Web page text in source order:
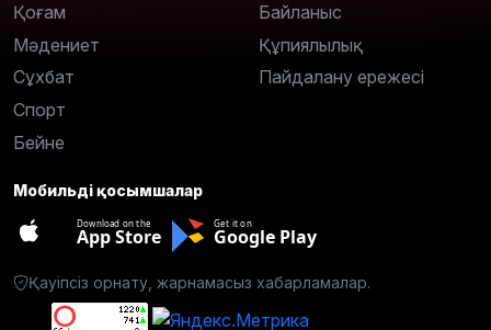
Қоғам
Мәдениет
Сұхбат
Спорт
Бейне
Байланыс
Құпиялылық
Пайдалану ережесі
Мобильді қосымшалар
Download on the
App Store
Get it on
Google Play
Қауіпсіз орнату, жарнамасыз хабарламалар.